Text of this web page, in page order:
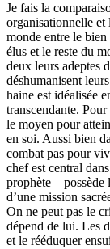
Je fais la
organisationnelle et
monde entre le
élus et le reste du
deux leurs adeptes
déshumanisent
haine est idéalisée
transcendante.
le moyen pour
en soi. Aussi bien
combat pas pour
chef est central
prophète – possède
d’une mission
On ne peut pas le
dépend de lui. Les
et le rééduquer